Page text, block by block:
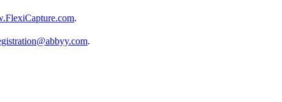
.
.